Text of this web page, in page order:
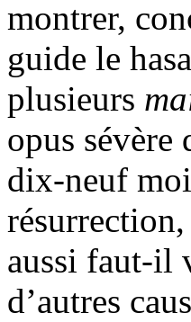
montrer,
guide le
plusieurs
opus
dix-neuf
aussi faut-il
d’autres